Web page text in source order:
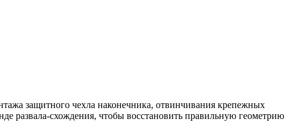
защитного чехла наконечника, отвинчивания крепежных
развала-схождения, чтобы восстановить правильную геометрию